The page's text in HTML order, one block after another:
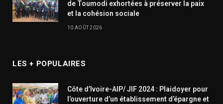
de Toumodi exhortées à préserver la paix
et la cohésion sociale
10 AOÛT 2026
LES + POPULAIRES
Côte d’Ivoire-AIP/ JIF 2024 : Plaidoyer pour
l’ouverture d’un établissement d’épargne et